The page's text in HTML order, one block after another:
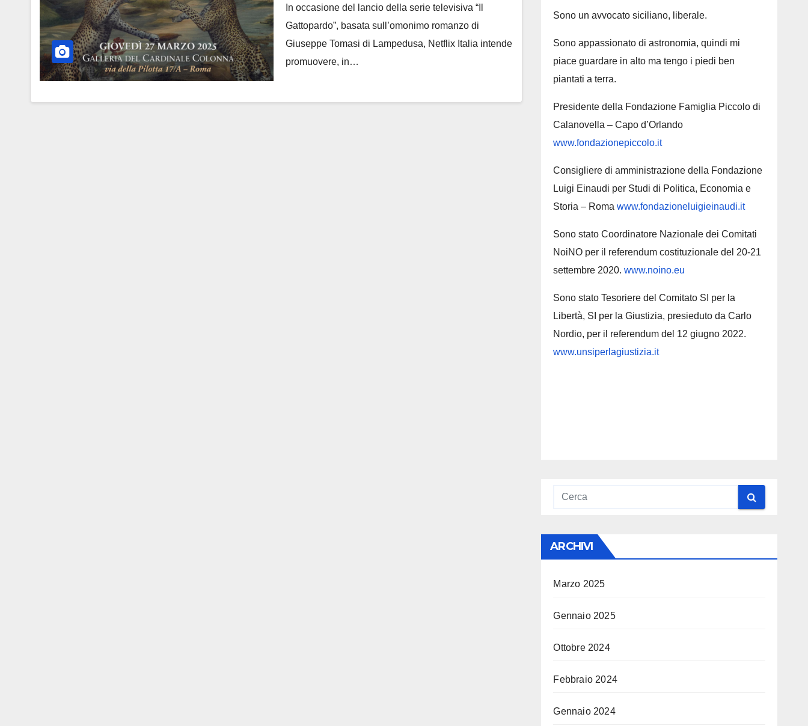
In occasione del lancio della serie televisiva “Il
Gattopardo”, basata sull’omonimo romanzo di
Giuseppe Tomasi di Lampedusa, Netflix Italia intende
promuovere, in…
Sono un avvocato siciliano, liberale.
Sono appassionato di astronomia, quindi mi
piace guardare in alto ma tengo i piedi ben
piantati a terra.
Presidente della Fondazione Famiglia Piccolo di
Calanovella – Capo d’Orlando
www.fondazionepiccolo.it
Consigliere di amministrazione della Fondazione
Luigi Einaudi per Studi di Politica, Economia e
Storia – Romawww.fondazioneluigieinaudi.it
Sono stato Coordinatore Nazionale dei Comitati
NoiNO per il referendum costituzionale del 20-21
settembre 2020.www.noino.eu
Sono stato Tesoriere del Comitato SI per la
Libertà, SI per la Giustizia, presieduto da Carlo
Nordio, per il referendum del 12 giugno 2022.
www.unsiperlagiustizia.it
ARCHIVI
Marzo 2025
Gennaio 2025
Ottobre 2024
Febbraio 2024
Gennaio 2024